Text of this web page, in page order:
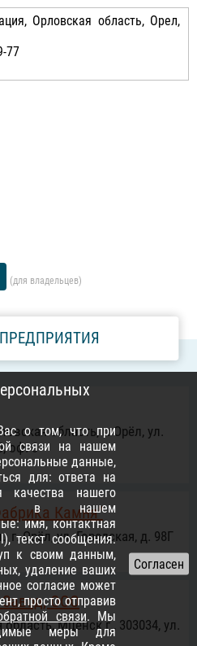
Орловская область, Орел,
77
(для владельцев)
область, г. Орёл, ул.
оф. 3
Камня"
г. Орёл, ул. Городская, д. 98Г
ООО
Мценск г., 303034, ул.
о том, что при
связи на нашем
данные,
для: ответа на
качества нашего
в нашем
имя, контактная
текст сообщения.
к своим данным,
удаление ваших
согласие может
просто отправив
связи. Мы
меры для